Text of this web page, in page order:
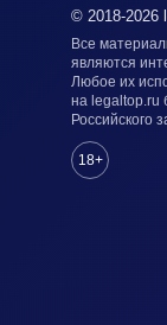
© 2018-2026
Все
являются
Любое их
на legaltop.ru
Российского
18+